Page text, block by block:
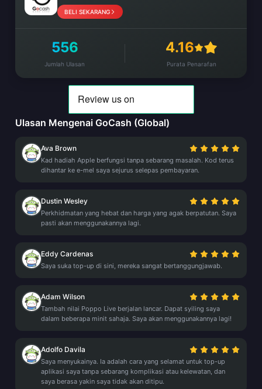
BELI SEKARANG
556
Jumlah Ulasan
4.16
Purata Penarafan
Ulasan Mengenai GoCash (Global)
Ava Brown
Kad hadiah Apple berfungsi tanpa sebarang masalah. Kod terus
dihantar ke e-mel saya sejurus selepas pembayaran.
Dustin Wesley
Perkhidmatan yang hebat dan harga yang agak berpatutan. Saya
pasti akan menggunakannya lagi.
Eddy Cardenas
Saya suka top-up di sini, mereka sangat bertanggungjawab.
Adam Wilson
Tambah nilai Poppo Live berjalan lancar. Dapat syiling saya
dalam beberapa minit sahaja. Saya akan menggunakannya lagi!
Adolfo Davila
Saya menyukainya. Ia adalah cara yang selamat untuk top-up
aplikasi saya tanpa sebarang komplikasi atau kelewatan, dan
saya berasa yakin saya tidak akan ditipu.